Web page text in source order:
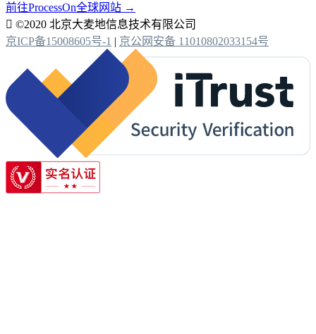
前往ProcessOn全球网站 →
 ©2020 北京大麦地信息技术有限公司
京ICP备15008605号-1 | 京公网安备 11010802033154号